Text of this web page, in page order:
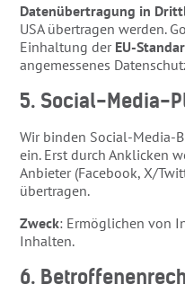
Datenübertragung in
USA übertragen werden.
Einhaltung der EU-
angemessenes
5. Social-Media-
Wir binden Social-Media-
ein. Erst durch Anklicken
Anbieter (Facebook, X/
übertragen.
Zweck: Ermöglichen von
Inhalten.
6.